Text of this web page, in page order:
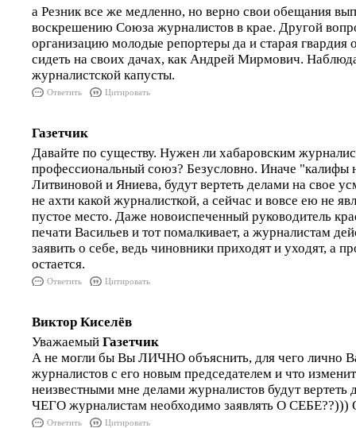
а Резник все же медленно, но верно свои обещания
воскрешению Союза журналистов в крае. Другой
организацию молодые репортеры да и старая гвардия
сидеть на своих дачах, как Андрей Мирмович.
журналистской капусты.
Ответить Цитировать
Газетчик
Давайте по существу. Нужен ли хабаровским
профессиональный союз? Безусловно. Иначе "калифы
Литвиновой и Яниева, будут вертеть делами на свое
не ахти какой журналисткой, а сейчас и вовсе ею не
пустое место. Даже новоиспеченный руководитель
печати Васильев и тот помалкивает, а журналистам
заявить о себе, ведь чиновники приходят и уходят, а
остается.
Ответить Цитировать
Виктор Киселёв
Уважаемый Газетчик
А не могли бы Вы ЛИЧНО объяснить, для чего лично
журналистов с его новым председателем и что
неизвестными мне делами журналистов будут
ЧЕГО журналистам необходимо заявлять О
Ответить Цитировать